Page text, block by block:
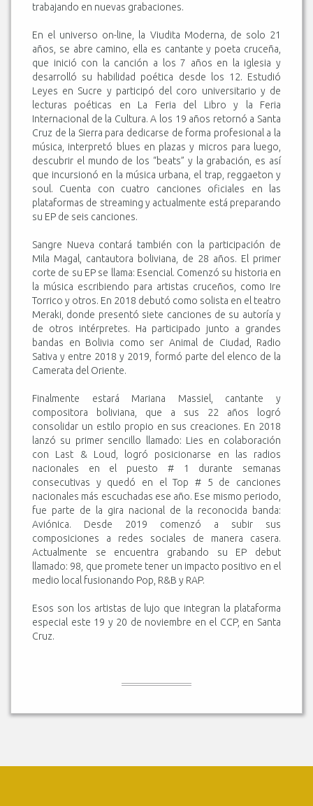
trabajando en nuevas grabaciones.
En el universo on-line, la Viudita Moderna, de solo 21
años, se abre camino, ella es cantante y poeta cruceña,
que inició con la canción a los 7 años en la iglesia y
desarrolló su habilidad poética desde los 12. Estudió
Leyes en Sucre y participó del coro universitario y de
lecturas poéticas en La Feria del Libro y la Feria
Internacional de la Cultura. A los 19 años retornó a Santa
Cruz de la Sierra para dedicarse de forma profesional a la
música, interpretó blues en plazas y micros para luego,
descubrir el mundo de los “beats” y la grabación, es así
que incursionó en la música urbana, el trap, reggaeton y
soul. Cuenta con cuatro canciones oficiales en las
plataformas de streaming y actualmente está preparando
su EP de seis canciones.
Sangre Nueva contará también con la participación de
Mila Magal, cantautora boliviana, de 28 años. El primer
corte de su EP se llama: Esencial. Comenzó su historia en
la música escribiendo para artistas cruceños, como Ire
Torrico y otros. En 2018 debutó como solista en el teatro
Meraki, donde presentó siete canciones de su autoría y
de otros intérpretes. Ha participado junto a grandes
bandas en Bolivia como ser Animal de Ciudad, Radio
Sativa y entre 2018 y 2019, formó parte del elenco de la
Camerata del Oriente.
Finalmente estará Mariana Massiel, cantante y
compositora boliviana, que a sus 22 años logró
consolidar un estilo propio en sus creaciones. En 2018
lanzó su primer sencillo llamado: Lies en colaboración
con Last & Loud, logró posicionarse en las radios
nacionales en el puesto # 1 durante semanas
consecutivas y quedó en el Top # 5 de canciones
nacionales más escuchadas ese año. Ese mismo periodo,
fue parte de la gira nacional de la reconocida banda:
Aviónica. Desde 2019 comenzó a subir sus
composiciones a redes sociales de manera casera.
Actualmente se encuentra grabando su EP debut
llamado: 98, que promete tener un impacto positivo en el
medio local fusionando Pop, R&B y RAP.
Esos son los artistas de lujo que integran la plataforma
especial este 19 y 20 de noviembre en el CCP, en Santa
Cruz.